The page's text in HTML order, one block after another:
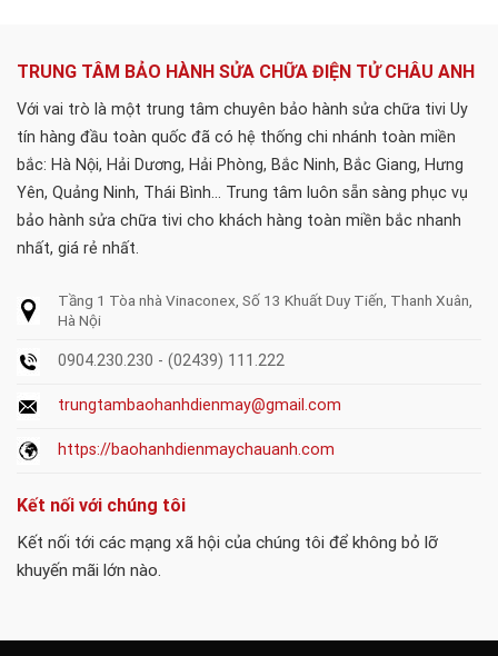
TRUNG TÂM BẢO HÀNH SỬA CHỮA ĐIỆN TỬ CHÂU ANH
Với vai trò là một trung tâm chuyên bảo hành sửa chữa tivi Uy
tín hàng đầu toàn quốc đã có hệ thống chi nhánh toàn miền
bắc: Hà Nội, Hải Dương, Hải Phòng, Bắc Ninh, Bắc Giang, Hưng
Yên, Quảng Ninh, Thái Bình... Trung tâm luôn sẵn sàng phục vụ
bảo hành sửa chữa tivi cho khách hàng toàn miền bắc nhanh
nhất, giá rẻ nhất.
Tầng 1 Tòa nhà Vinaconex, Số 13 Khuất Duy Tiến, Thanh Xuân,
Hà Nội
0904.230.230 - (02439) 111.222
trungtambaohanhdienmay@gmail.com
https://baohanhdienmaychauanh.com
Kết nối với chúng tôi
Kết nối tới các mạng xã hội của chúng tôi để không bỏ lỡ
khuyến mãi lớn nào.